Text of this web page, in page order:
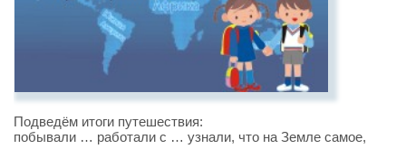
Подведём итоги путешествия:
побывали … работали с … узнали, что на Земле самое,